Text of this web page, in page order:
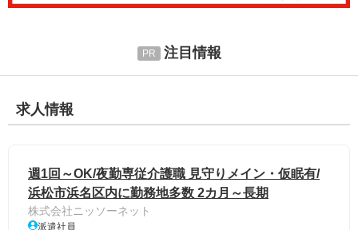
注目情報
求人情報
週1回～OK/夜勤専従介護職 見守りメイン・仮眠有/
浜松市浜名区内に勤務地多数 2カ月～長期
株式会社ニッソーネット
派遣社員